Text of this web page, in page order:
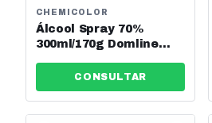
CHEMICOLOR
Álcool Spray 70%
300ml/170g Domline
CONSULTAR